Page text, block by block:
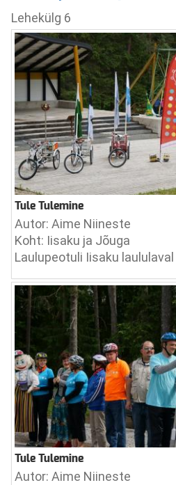
Lehekülg 6
Tule Tulemine
Autor: Aime Niineste
Koht: Iisaku ja Jõuga
Laulupeotuli Iisaku laululaval
Tule Tulemine
Autor: Aime Niineste